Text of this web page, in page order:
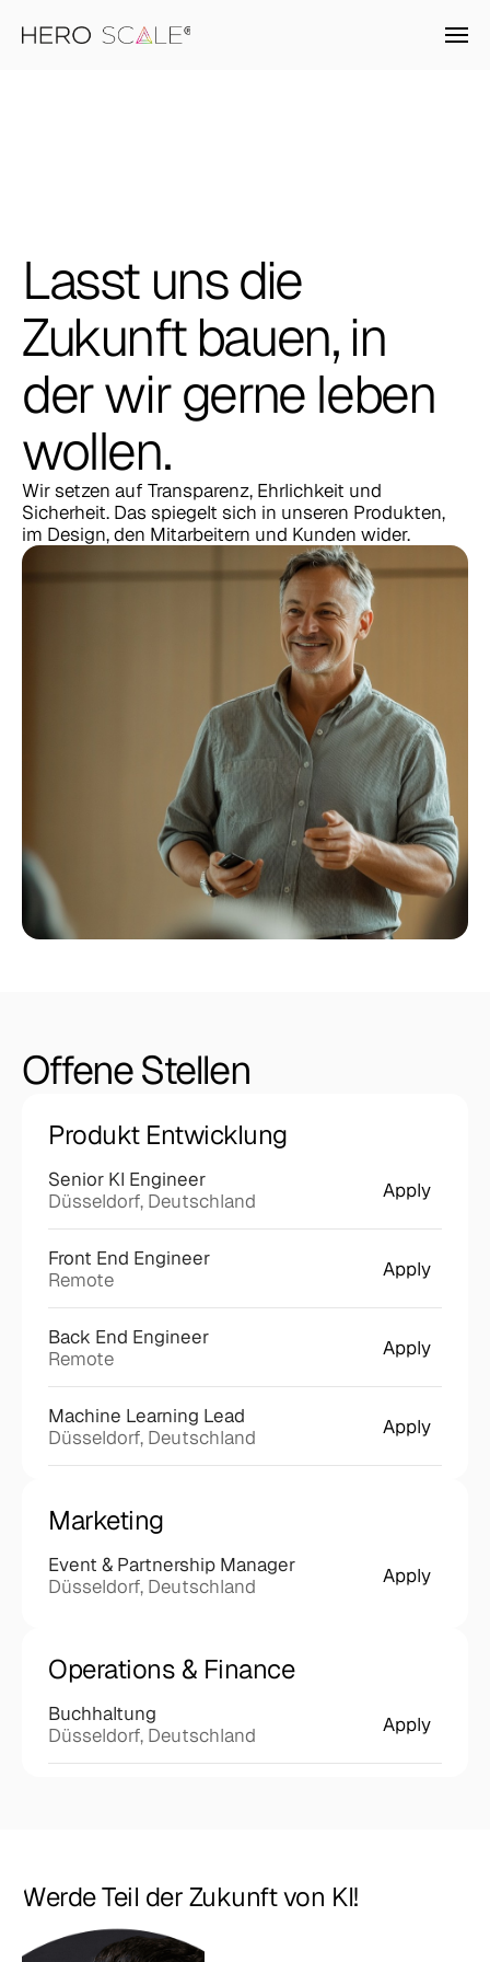
Unternehmen
Karriere
Effizienzrechner
Newsroom
KI einfach erklärt
Lasst unsdie
Zukunft bauen, in
derwirgerne leben
wollen.
Wir setzen auf Transparenz, Ehrlichkeit und
Sicherheit. Das spiegelt sich in unseren Produkten,
im Design, den Mitarbeitern und Kunden wider.
OffeneStellen
Produkt Entwicklung
Senior KI Engineer
Düsseldorf, Deutschland
Apply
Front End Engineer
Remote
Apply
Back End Engineer
Remote
Apply
Machine Learning Lead
Düsseldorf, Deutschland
Apply
Marketing
Event & Partnership Manager
Düsseldorf, Deutschland
Apply
Operations & Finance
Buchhaltung
Düsseldorf, Deutschland
Apply
Werde Teil der Zukunft von KI!